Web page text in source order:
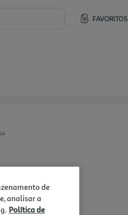
FAVORITOS
de
analisar a
Política de